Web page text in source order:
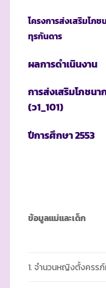
โครงการส่งเสริมโภ
ทุรกันดาร
ผลการดำเนินงาน
การส่งเสริมโภชน
(ว1_101)
ปีการศึกษา2553
ข้อมูลแม่และเด็ก
1. จำนวนหญิงตั้งครร